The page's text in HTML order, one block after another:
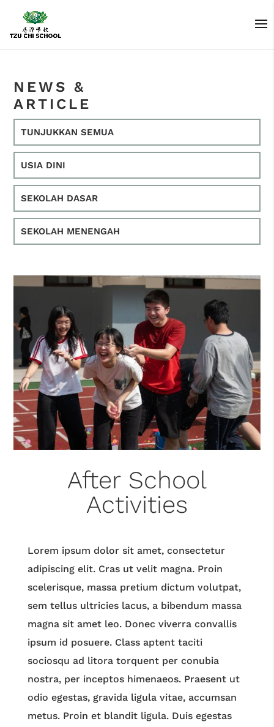
NEWS &
ARTICLE
TUNJUKKAN SEMUA
USIA DINI
SEKOLAH DASAR
SEKOLAH MENENGAH
After School
Activities
Lorem ipsum dolor sit amet, consectetur
adipiscing elit. Cras ut velit magna. Proin
scelerisque, massa pretium dictum volutpat,
sem tellus ultricies lacus, a bibendum massa
magna sit amet leo. Donec viverra convallis
ipsum id posuere. Class aptent taciti
sociosqu ad litora torquent per conubia
nostra, per inceptos himenaeos. Praesent ut
odio egestas, gravida ligula vitae, accumsan
metus. Proin et blandit ligula. Duis egestas